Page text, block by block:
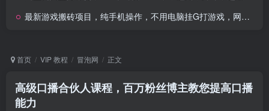
最新游戏搬砖项目，纯手机操作，不用电脑挂G打游戏，网创副业兼职
首页 VIP 教程 冒泡网 正文
高级口播合伙人课程，百万粉丝博主教您提高口播
能力